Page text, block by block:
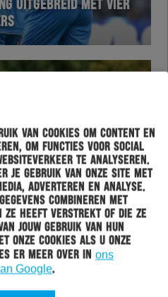
van cookies om content en
om functies voor social
te analyseren.
je gebruik van onze site met
adverteren en analyse.
combineren met
ze heeft verstrekt of die ze
jouw gebruik van hun
onze cookies als u onze
er meer over in ons
Google.
UITGEBREID MET VIER
BEKEND,